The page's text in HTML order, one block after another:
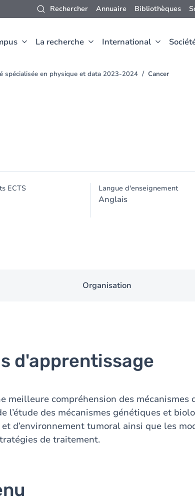
Rechercher Annuaire Bibliothèques
La recherche International
spécialisée en physique et data 2023-2024 Cancer
ECTS Langue d'enseignement
Anglais
Organisation
d'apprentissage
meilleure compréhension des mécanismes
l’étude des mécanismes génétiques et
d’environnement tumoral ainsi que les
de traitement.